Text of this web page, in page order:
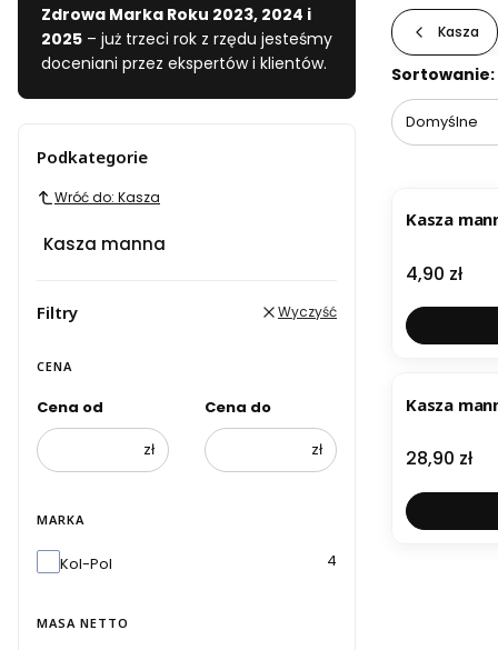
Zdrowa Marka Roku 2023, 2024 i
2025 – już trzeci rok z rzędu jesteśmy
doceniani przez ekspertów i klientów.
Podkategorie
Wróć do: Kasza
Kasza manna
Filtry Wyczyść
CENA
Cena od
zł
Cena do
zł
MARKA
Marka
Kol-Pol 4
MASA NETTO
Kasza
Lista
Sortowanie:
Domyślne
Kasza
Cena
4,90 zł
Kasza
Cena
28,90 zł